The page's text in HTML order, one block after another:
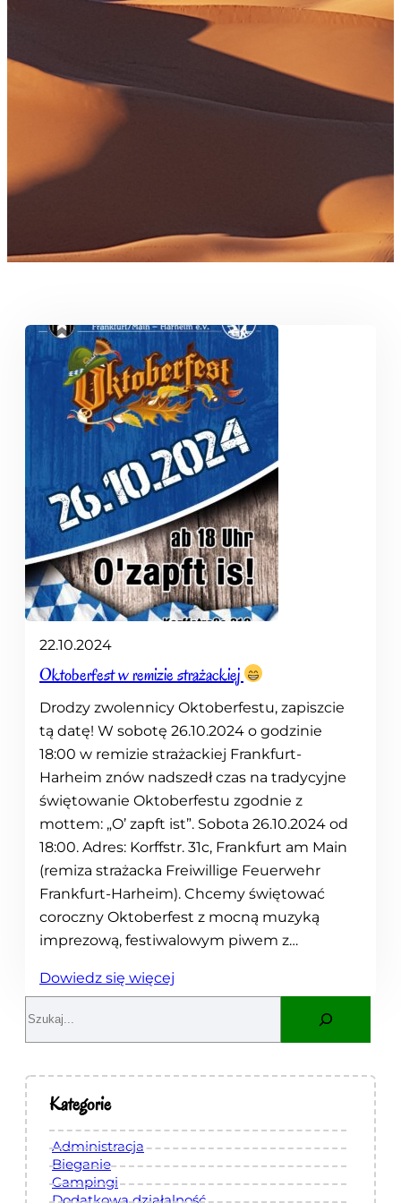
22.10.2024
Oktoberfest w remizie strażackiej
Drodzy zwolennicy Oktoberfestu, zapiszcie
tą datę! W sobotę 26.10.2024 o godzinie
18:00 w remizie strażackiej Frankfurt-
Harheim znów nadszedł czas na tradycyjne
świętowanie Oktoberfestu zgodnie z
mottem: „O’ zapft ist”. Sobota 26.10.2024 od
18:00. Adres: Korffstr. 31c, Frankfurt am Main
(remiza strażacka Freiwillige Feuerwehr
Frankfurt-Harheim). Chcemy świętować
coroczny Oktoberfest z mocną muzyką
imprezową, festiwalowym piwem z…
Dowiedz się więcej
O
t
f
e
r
c
h
Kategorie
Administracja
Bieganie
Campingi
Dodatkowa działalność